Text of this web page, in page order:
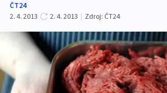
ČT24
2. 4. 2013
2. 4. 2013 | Zdroj: ČT24